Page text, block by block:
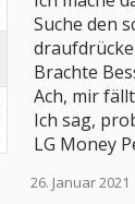
Suche den
Brachte
Ach, mir
Ich sag,
LG Money
26. Januar 2021